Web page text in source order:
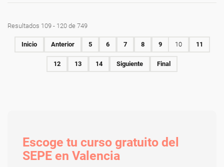
Resultados 109 - 120 de 749
Inicio Anterior 5 6 7 8 9 10 11
12 13 14 Siguiente Final
Escoge tu curso gratuito del
SEPE en Valencia